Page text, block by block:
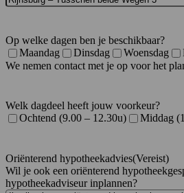
Op welke dagen ben je beschikbaar?
Maandag
Dinsdag Woensdag
We nemen contact met je op voor het
Welk dagdeel heeft jouw voorkeur?
Ochtend (9.00 – 12.30u)
Middag
Oriënterend hypotheekadvies(Vereist)
Wil je ook een oriënterend
hypotheekadviseur inplannen?